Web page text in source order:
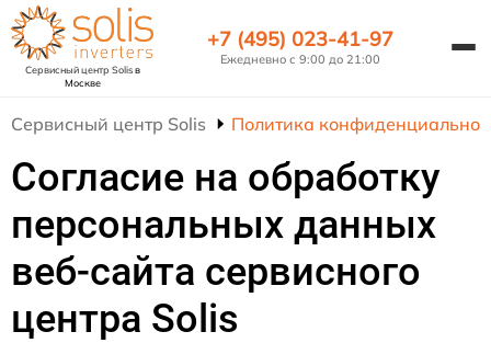
Сервисный центр Solisв
Москве
+7 (495) 023-41-97
Ежедневно с 9:00 до 21:00
Сервисный центр Solis Политика
Согласие на обработку
персональных данных
веб-сайта сервисного
центра Solis